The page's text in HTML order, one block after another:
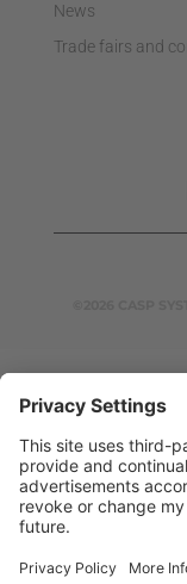
News
Trade fairs and
CASP System –